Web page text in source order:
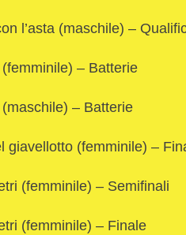
l’asta (maschile) –
– Batterie
– Batterie
giavellotto (femminile) –
(femminile) – Semifinali
(femminile) – Finale